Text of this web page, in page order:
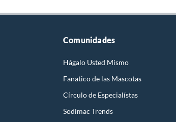
Comunidades
Hágalo Usted Mismo
Fanatico de las Mascotas
Círculo de Especialístas
Sodimac Trends